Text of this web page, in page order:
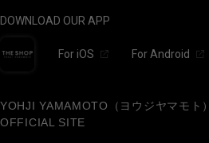
DOWNLOAD OUR APP
For iOS For Android
YOHJI YAMAMOTO（ヨウジヤマモト）
OFFICIAL SITE